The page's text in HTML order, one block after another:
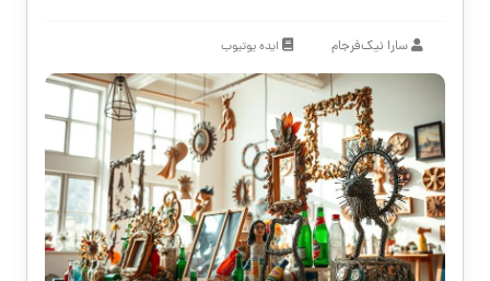
سارا نیک‌فرجام ایده یوتیوب